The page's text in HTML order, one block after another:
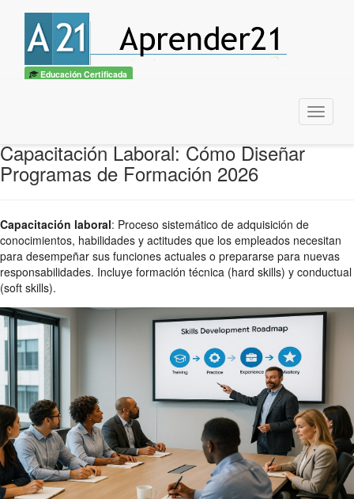
Educación Certificada
Menu
Capacitación Laboral: Cómo Diseñar
Programas de Formación 2026
Capacitación laboral: Proceso sistemático de adquisición de
conocimientos, habilidades y actitudes que los empleados necesitan
para desempeñar sus funciones actuales o prepararse para nuevas
responsabilidades. Incluye formación técnica (hard skills) y conductual
(soft skills).